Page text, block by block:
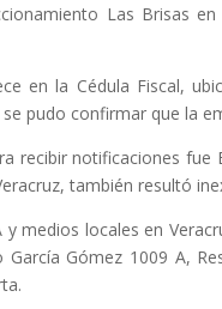
Las Brisas
en la Cédula Fiscal,
pudo confirmar que la
recibir notificaciones
también resultó
medios locales en
Gómez 1009 A,